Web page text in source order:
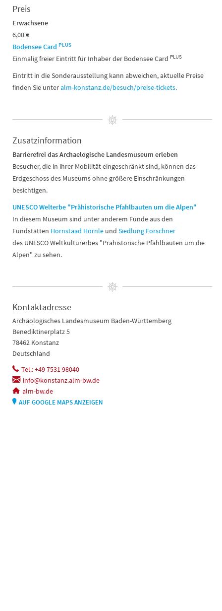
Preis
Erwachsene
6,00 €
Bodensee Card PLUS
Einmalig freier Eintritt für Inhaber der Bodensee Card PLUS
Eintritt in die Sonderausstellung kann abweichen, aktuelle Preise
finden Sie unteralm-konstanz.de/besuch/preise-tickets.
Zusatzinformation
Barrierefrei das Archaelogische Landesmuseum erleben
Besucher, die in ihrer Mobilität eingeschränkt sind, können das
Erdgeschoss des Museums ohne größere Einschränkungen
besichtigen.
UNESCO Welterbe "Prähistorische Pfahlbauten um die Alpen"
In diesem Museum sind unter anderem Funde aus den
Fundstätten Hornstaad Hörnle und Siedlung Forschner
des UNESCO Weltkulturerbes "Prähistorische Pfahlbauten um die
Alpen" zu sehen.
Kontaktadresse
Archäologisches Landesmuseum Baden-Württemberg
Benediktinerplatz 5
78462 Konstanz
Deutschland
Tel.: +49 7531 98040
info@konstanz.alm-bw.de
alm-bw.de
AUF GOOGLE MAPS ANZEIGEN